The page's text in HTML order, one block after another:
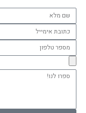
שם
מלא
כתובת
אימייל
מספר
טלפון
ספרו